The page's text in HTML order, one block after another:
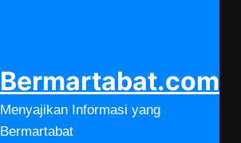
Bermartabat.com
Menyajikan Informasi yang
Bermartabat